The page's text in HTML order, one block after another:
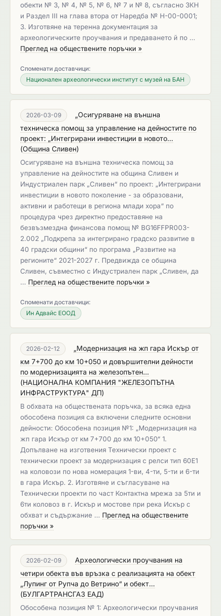
обекти № 3, № 4, № 5, № 6, № 7 и № 8, съгласно ЗКН
и Раздел III на глава втора от Наредба № Н-00-0001;
3. Изготвяне на теренна документация за
археологическите проучвания и предаването й по …
Преглед на обществените поръчки »
Споменати доставчици:
Национален археологически институт с музей на БАН
2026-03-09
„Осигуряване на външна
техническа помощ за управление на дейностите по
проект: „Интегрирани инвестиции в новото...
(Община Сливен)
Осигуряване на външна техническа помощ за
управление на дейностите на община Сливен и
Индустриален парк „Сливен“ по проект: „Интегрирани
инвестиции в новото поколение - за образовани,
активни и работещи в региона млади хора“ по
процедура чрез директно предоставяне на
безвъзмездна финансова помощ № BG16FFPR003-
2.002 „Подкрепа за интегрирано градско развитие в
40 градски общини“ по програма „Развитие на
регионите“ 2021-2027 г. Предвижда се община
Сливен, съвместно с Индустриален парк „Сливен, да
… Преглед на обществените поръчки »
Споменати доставчици:
Ин Адвайс ЕООД
2026-02-12
„Модернизация на жп гара Искър от
км 7+700 до км 10+050 и довършителни дейности
по модернизацията на железопътен...
(НАЦИОНАЛНА КОМПАНИЯ "ЖЕЛЕЗОПЪТНА
ИНФРАСТРУКТУРА" ДП)
В обхвата на обществената поръчка, за всяка една
обособена позиция са включени следните основни
дейности: Обособена позиция №1: „Модернизация на
жп гара Искър от км 7+700 до км 10+050“ 1.
Допълване на изготвения Технически проект с
технически проект за модернизация с релси тип 60Е1
на коловози по нова номерация 1-ви, 4-ти, 5-ти и 6-ти
в гара Искър. 2. Изготвяне и съгласуване на
Технически проекти по част Контактна мрежа за 5ти и
6ти коловоз в г. Искър и мостове при река Искър с
обхват и съдържание … Преглед на обществените
поръчки »
2026-02-09
Археологически проучвания на
четири обекта във връзка с реализацията на обект
„Лупинг от Рупча до Ветрино“ и обект...
(БУЛГАРТРАНСГАЗ ЕАД)
Обособена позиция № 1: Археологически проучвания